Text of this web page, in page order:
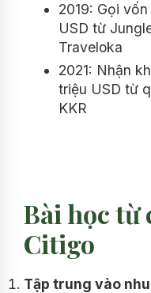
2019: Gọi
USD từ
Traveloka
2021: Nhận
triệu USD từ
KKR
Bài học từ
Citigo
Tập trung vào